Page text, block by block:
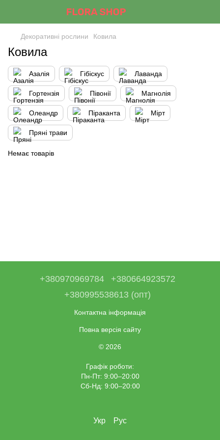
Декоративні рослини Ковила
Ковила
Азалія Гібіскус Лаванда
Гортензія Півонії Магнолія
Олеандр Піраканта Мірт
Пряні трави
Немає товарів
+380970969784
+380664923572
+380995538613 (опт)
Контактна інформація
Повна версія сайту
© 2026
Графік роботи:
Пн-Пт: 9:00–20:00
Сб-Нд: 9:00–20:00
Укр Рус